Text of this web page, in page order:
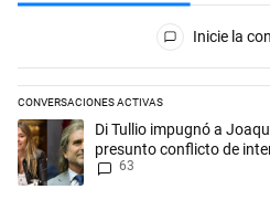
Todos los comentarios
Inicie la
CONVERSACIONES ACTIVAS
Este listado muestra los artículos
Un artículo de tendencia con el título
Di Tullio impugnó a
presunto conflicto de
Tierras
63